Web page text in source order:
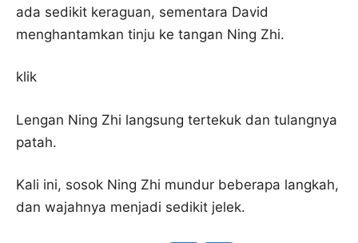
ada sedikit keraguan, sementara David
menghantamkan tinju ke tangan Ning Zhi.
klik
Lengan Ning Zhi langsung tertekuk dan tulangnya
patah.
Kali ini, sosok Ning Zhi mundur beberapa langkah,
dan wajahnya menjadi sedikit jelek.